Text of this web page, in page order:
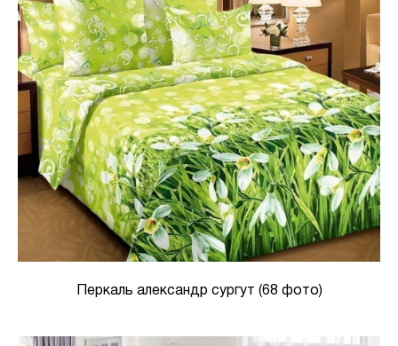
Перкаль александр сургут (68 фото)